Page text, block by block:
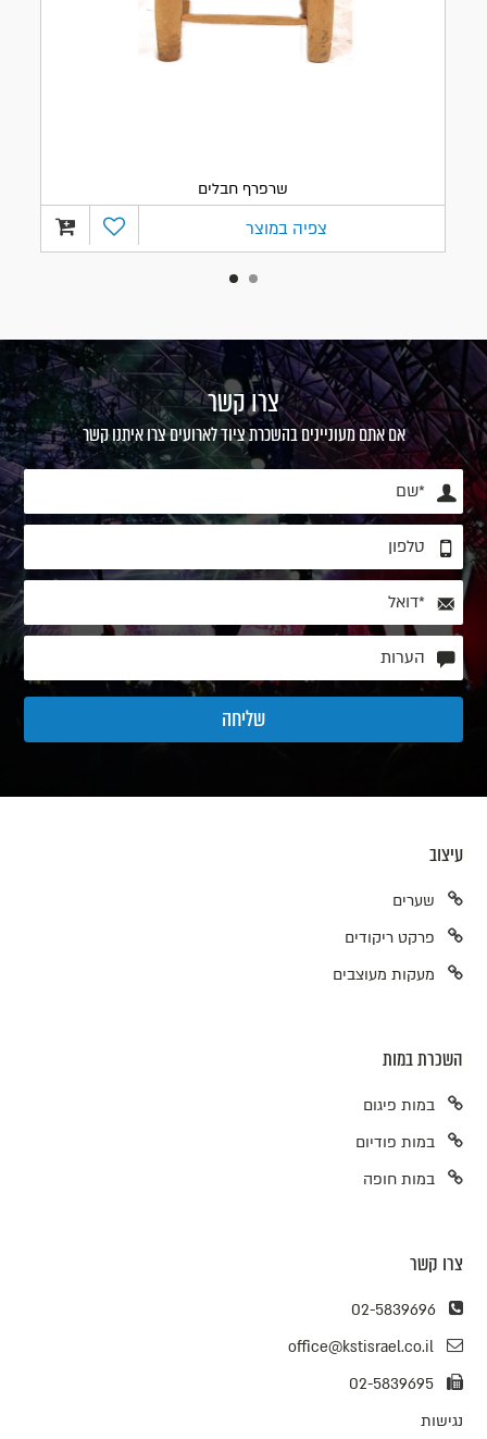
שרפרף חבלים
צפיה במוצר
צרו קשר
אם אתם מעוניינים בהשכרת ציוד לארועים צרו איתנו קשר
עיצוב
שערים
פרקט ריקודים
מעקות מעוצבים
השכרת במות
במות פיגום
במות פודיום
במות חופה
צרו קשר
02-5839696
office@kstisrael.co.il
02-5839695
נגישות